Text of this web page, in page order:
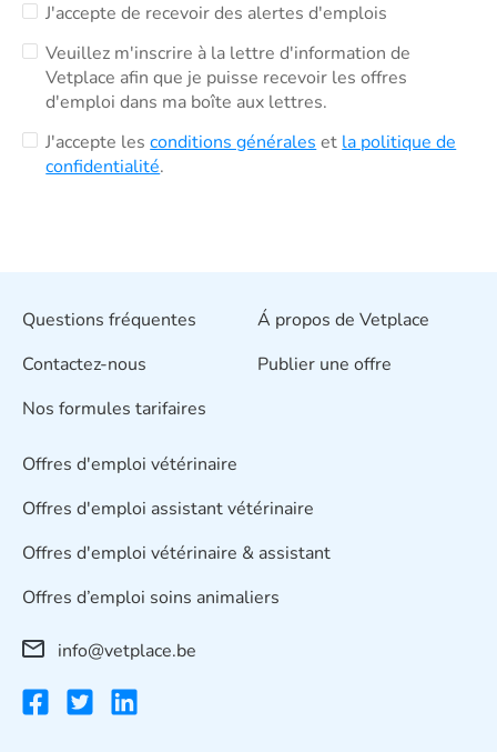
J'accepte de recevoir des alertes d'emplois
Veuillez m'inscrire à la lettre d'information de
Vetplace afin que je puisse recevoir les offres
d'emploi dans ma boîte aux lettres.
J'accepte lesconditions générales et la politique de
confidentialité.
Questions fréquentes
Contactez-nous
Nos formules tarifaires
Á propos de Vetplace
Publier une offre
Offres d'emploi vétérinaire
Offres d'emploi assistant vétérinaire
Offres d'emploi vétérinaire & assistant
Offres d’emploi soins animaliers
info@vetplace.be